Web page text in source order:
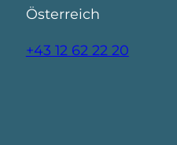
Österreich
+43 12 62 22 20